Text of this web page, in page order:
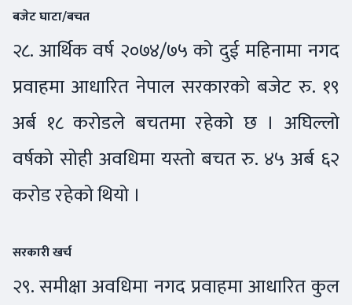
बजेट घाटा/बचत
२८. आर्थिक वर्ष २०७४/७५ को दुई महिनामा नगद
प्रवाहमा आधारित नेपाल सरकारको बजेट रु. १९
अर्ब १८ करोडले बचतमा रहेको छ । अघिल्लो
वर्षको सोही अवधिमा यस्तो बचत रु. ४५ अर्ब ६२
करोड रहेको थियो ।
सरकारी खर्च
२९. समीक्षा अवधिमा नगद प्रवाहमा आधारित कुल